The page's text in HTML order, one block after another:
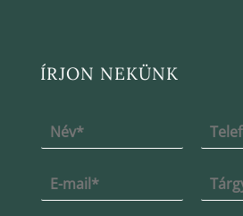
ÍRJON NEKÜNK